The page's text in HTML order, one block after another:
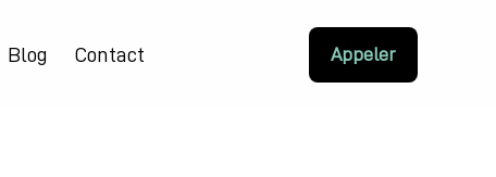
Blog Contact Appeler